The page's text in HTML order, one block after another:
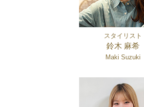
スタイリスト
鈴木 麻希
Maki Suzuki